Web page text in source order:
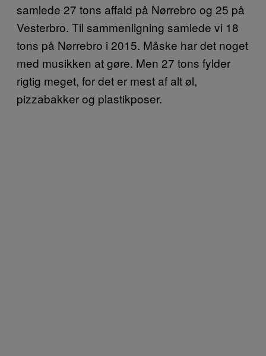
samlede 27 tons affald på Nørrebro og 25 på
Vesterbro. Til sammenligning samlede vi 18
tons på Nørrebro i 2015. Måske har det noget
med musikken at gøre. Men 27 tons fylder
rigtig meget, for det er mest af alt øl,
pizzabakker og plastikposer.